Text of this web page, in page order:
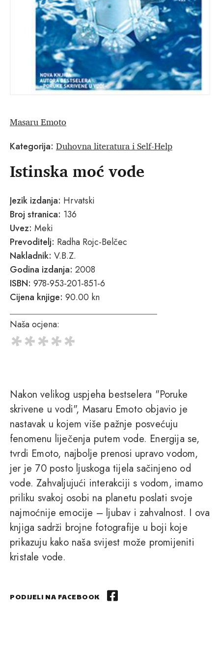
Masaru Emoto
Kategorija: Duhovna literatura i Self-Help
Istinska moć vode
Jezik izdanja: Hrvatski
Broj stranica: 136
Uvez: Meki
Prevoditelj: Radha Rojc-Belčec
Nakladnik: V.B.Z.
Godina izdanja: 2008
ISBN: 978-953-201-851-6
Cijena knjige: 90.00 kn
Naša ocjena:
Nakon velikog uspjeha bestselera "Poruke
skrivene u vodi", Masaru Emoto objavio je
nastavak u kojem više pažnje posvećuju
fenomenu liječenja putem vode. Energija se,
tvrdi Emoto, najbolje prenosi upravo vodom,
jer je 70 posto ljuskoga tijela sačinjeno od
vode. Zahvaljujući interakciji s vodom, imamo
priliku svakoj osobi na planetu poslati svoje
najmoćnije emocije – ljubav i zahvalnost. I ova
knjiga sadrži brojne fotografije u boji koje
prikazuju kako naša svijest može promijeniti
kristale vode.
PODIJELI NA FACEBOOK